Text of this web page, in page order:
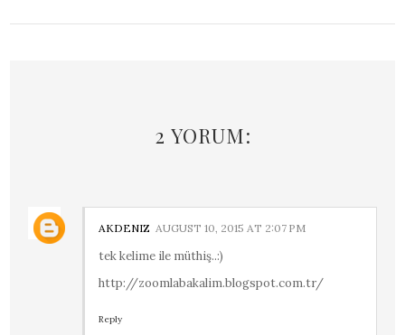
2 YORUM:
AKDENIZ AUGUST 10, 2015 AT 2:07 PM
tek kelime ile müthiş..:)
http://zoomlabakalim.blogspot.com.tr/
Reply